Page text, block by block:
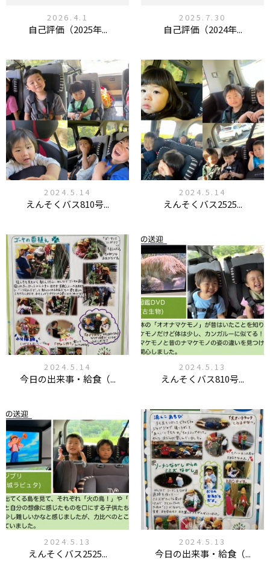
2026.4.1
自己評価（2025年...
2025.7.30
自己評価（2024年...
2024.5.14
えんそくバス810号...
2024.5.14
えんそくバス2525...
2024.5.14
今日の出来事・給食（...
2024.5.13
えんそくバス810号...
2024.5.13
えんそくバス2525...
2024.5.13
今日の出来事・給食（...